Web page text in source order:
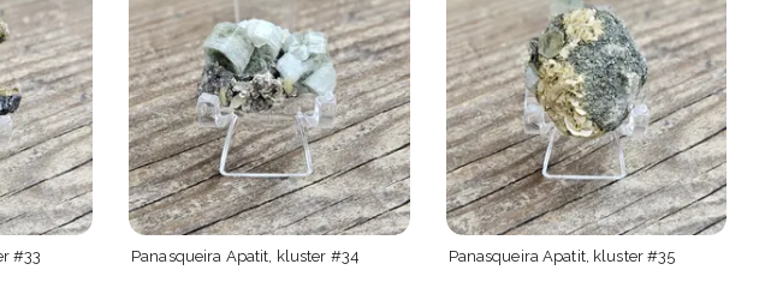
#33 Panasqueira Apatit, kluster #34 Panasqueira Apatit, kluster #35